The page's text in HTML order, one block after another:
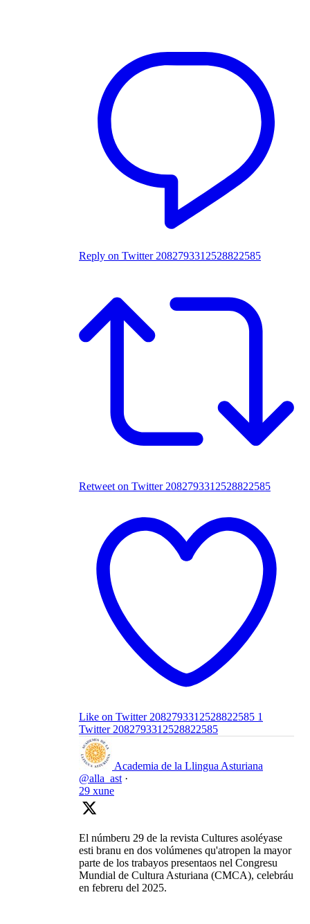
Reply on Twitter 2082793312528822585
Retweet on Twitter 2082793312528822585
Like on Twitter 2082793312528822585 1
Twitter 2082793312528822585
Academia de la Llingua Asturiana
@alla_ast ·
29 xune
El númberu 29 de la revista Cultures asoléyase
esti branu en dos volúmenes qu'atropen la mayor
parte de los trabayos presentaos nel Congresu
Mundial de Cultura Asturiana (CMCA), celebráu
en febreru del 2025.